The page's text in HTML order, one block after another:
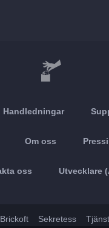
Handledningar
Om oss
oss Utvecklare
Sekretess